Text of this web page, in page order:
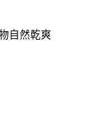
自然乾爽